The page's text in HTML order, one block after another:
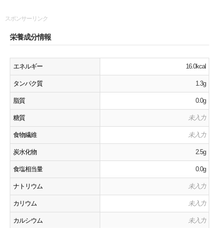
スポンサーリンク
栄養成分情報
エネルギー 16.0kcal
タンパク質 1.3g
脂質 0.0g
糖質 未入力
食物繊維 未入力
炭水化物 2.5g
食塩相当量 0.0g
ナトリウム 未入力
カリウム 未入力
カルシウム 未入力